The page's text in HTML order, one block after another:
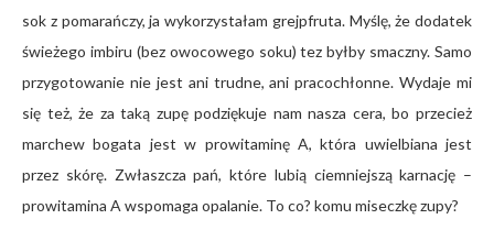
sok z pomarańczy, ja wykorzystałam grejpfruta. Myślę, że dodatek
świeżego imbiru (bez owocowego soku) tez byłby smaczny. Samo
przygotowanie nie jest ani trudne, ani pracochłonne. Wydaje mi
się też, że za taką zupę podziękuje nam nasza cera, bo przecież
marchew bogata jest w prowitaminę A, która uwielbiana jest
przez skórę. Zwłaszcza pań, które lubią ciemniejszą karnację –
prowitamina A wspomaga opalanie. To co? komu miseczkę zupy?